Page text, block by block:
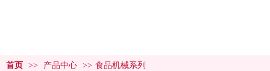
首页 >> 产品中心 >> 食品机械系列